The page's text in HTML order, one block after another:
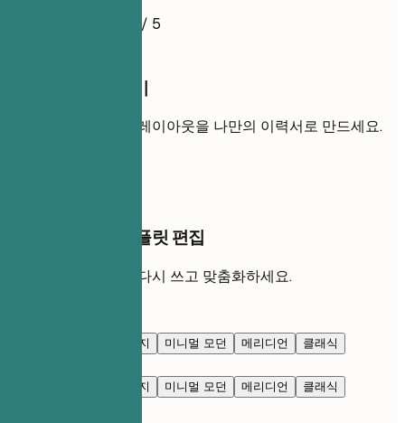
/ 5
이 템플릿 사용하기
내 경력을 추가해 이 레이아웃을 나만의 이력서로 만드세요.
AI 채팅에서 이 템플릿 편집
AI와 함께 각 섹션을 다시 쓰고 맞춤화하세요.
프레스티지 미니멀 모던 메리디언
클래식
프레스티지 미니멀 모던 메리디언
클래식